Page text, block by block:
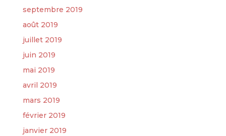
septembre 2019
août 2019
juillet 2019
juin 2019
mai 2019
avril 2019
mars 2019
février 2019
janvier 2019